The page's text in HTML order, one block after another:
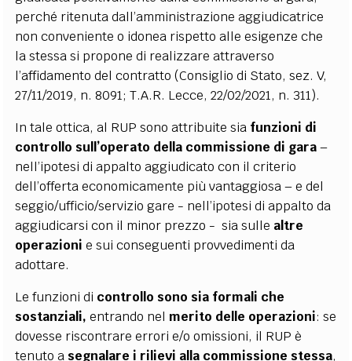
perché ritenuta dall’amministrazione aggiudicatrice
non conveniente o idonea rispetto alle esigenze che
la stessa si propone di realizzare attraverso
l’affidamento del contratto (Consiglio di Stato, sez. V,
27/11/2019, n. 8091; T.A.R. Lecce, 22/02/2021, n. 311).
In tale ottica, al RUP sono attribuite sia funzioni di
controllo sull’operato della commissione di gara–
nell’ipotesi di appalto aggiudicato con il criterio
dell’offerta economicamente più vantaggiosa – e del
seggio/ufficio/servizio gare - nell’ipotesi di appalto da
aggiudicarsi con il minor prezzo - sia sulle altre
operazionie sui conseguenti provvedimenti da
adottare.
Le funzioni di controllo sono sia formali che
sostanziali,entrando nel merito delle operazioni: se
dovesse riscontrare errori e/o omissioni, il RUP è
tenuto a segnalare i rilievi alla commissione stessa,